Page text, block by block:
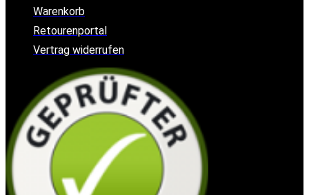
Warenkorb
Retourenportal
Vertrag widerrufen